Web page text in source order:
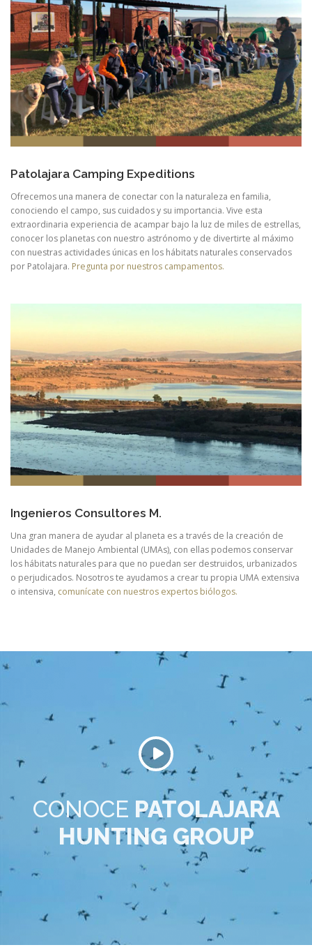
Patolajara Camping Expeditions
Ofrecemos una manera de conectar con la naturaleza en familia,
conociendo el campo, sus cuidados y su importancia. Vive esta
extraordinaria experiencia de acampar bajo la luz de miles de estrellas,
conocer los planetas con nuestro astrónomo y de divertirte al máximo
con nuestras actividades únicas en los hábitats naturales conservados
por Patolajara. Pregunta por nuestros campamentos.
Ingenieros Consultores M.
Una gran manera de ayudar al planeta es a través de la creación de
Unidades de Manejo Ambiental (UMAs), con ellas podemos conservar
los hábitats naturales para que no puedan ser destruidos, urbanizados
o perjudicados. Nosotros te ayudamos a crear tu propia UMA extensiva
o intensiva, comunícate con nuestros expertos biólogos.
CONOCE PATOLAJARA
HUNTING GROUP